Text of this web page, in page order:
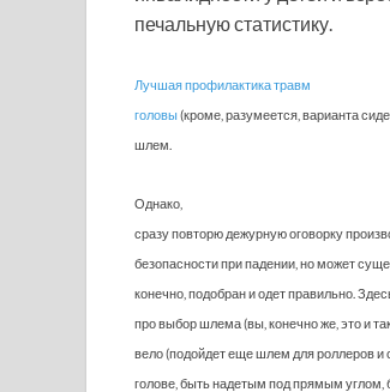
печальную статистику.
Лучшая профилактика травм
головы(кроме, разумеется, варианта
шлем.
Однако,
сразу повторю дежурную оговорку
безопасности при падении, но может
конечно, подобран и одет правильно.
про выбор шлема (вы, конечно же, это и
вело (подойдет еще шлем для роллеров и
голове, быть надетым под прямым углом,